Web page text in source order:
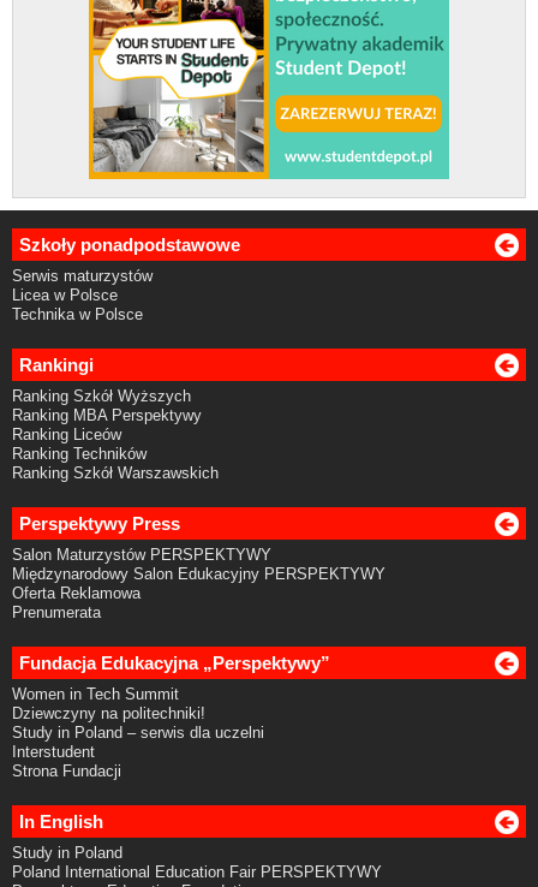
Szkoły ponadpodstawowe
Serwis maturzystów
Licea w Polsce
Technika w Polsce
Rankingi
Ranking Szkół Wyższych
Ranking MBA Perspektywy
Ranking Liceów
Ranking Techników
Ranking Szkół Warszawskich
Perspektywy Press
Salon Maturzystów PERSPEKTYWY
Międzynarodowy Salon Edukacyjny PERSPEKTYWY
Oferta Reklamowa
Prenumerata
Fundacja Edukacyjna „Perspektywy”
Women in Tech Summit
Dziewczyny na politechniki!
Study in Poland – serwis dla uczelni
Interstudent
Strona Fundacji
In English
Study in Poland
Poland International Education Fair PERSPEKTYWY